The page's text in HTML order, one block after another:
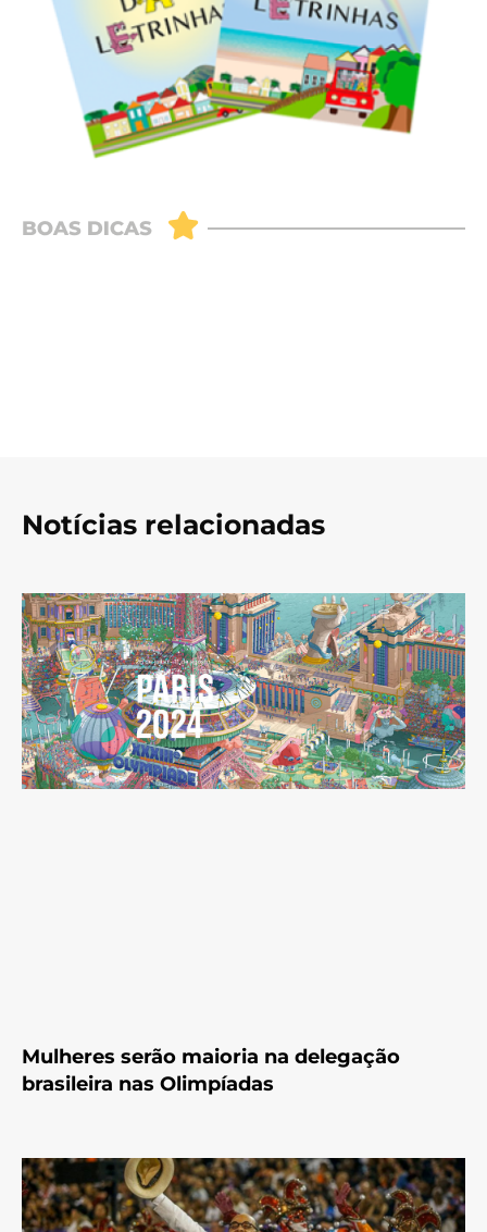
Notícias relacionadas
Mulheres serão maioria na delegação
brasileira nas Olimpíadas